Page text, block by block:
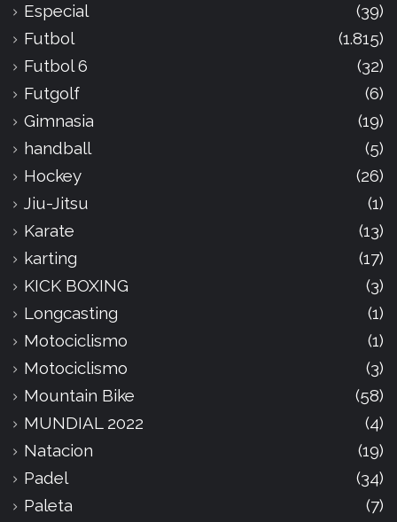
Especial
(39)
Futbol
(1.815)
Futbol 6
(32)
Futgolf
(6)
Gimnasia
(19)
handball
(5)
Hockey
(26)
Jiu-Jitsu
(1)
Karate
(13)
karting
(17)
KICK BOXING
(3)
Longcasting
(1)
Motociclismo
(1)
Motociclismo
(3)
Mountain Bike
(58)
MUNDIAL 2022
(4)
Natacion
(19)
Padel
(34)
Paleta
(7)